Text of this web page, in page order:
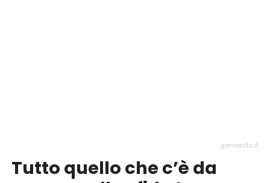
genoacfc.it
Tutto quello che c’è da